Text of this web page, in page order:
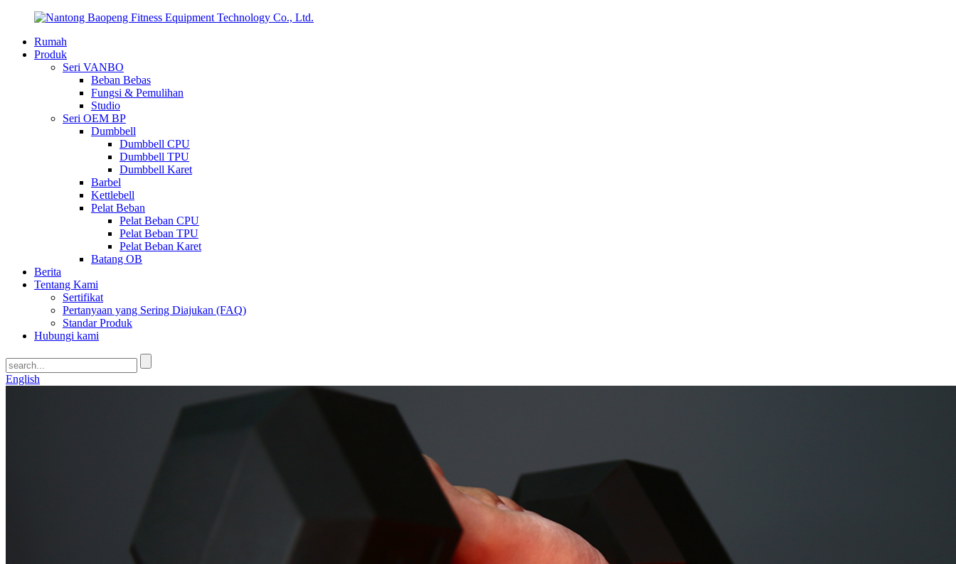
Rumah
Produk
Seri VANBO
Beban Bebas
Fungsi & Pemulihan
Studio
Seri OEM BP
Dumbbell
Dumbbell CPU
Dumbbell TPU
Dumbbell Karet
Barbel
Kettlebell
Pelat Beban
Pelat Beban CPU
Pelat Beban TPU
Pelat Beban Karet
Batang OB
Berita
Tentang Kami
Sertifikat
Pertanyaan yang Sering Diajukan (FAQ)
Standar Produk
Hubungi kami
English